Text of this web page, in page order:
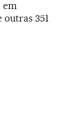
em
351